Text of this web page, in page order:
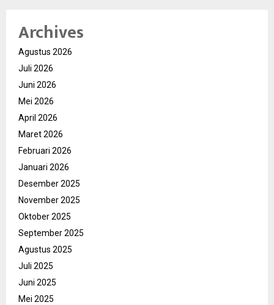
Archives
Agustus 2026
Juli 2026
Juni 2026
Mei 2026
April 2026
Maret 2026
Februari 2026
Januari 2026
Desember 2025
November 2025
Oktober 2025
September 2025
Agustus 2025
Juli 2025
Juni 2025
Mei 2025